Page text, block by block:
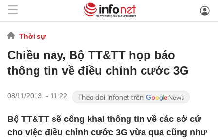
Thời sự
Chiều nay, Bộ TT&TT họp báo
thông tin về điều chỉnh cước 3G
08/11/2013 - 11:22
Bộ TT&TT sẽ công khai thông tin về các sở cứ
cho việc điều chỉnh cước 3G vừa qua cũng như